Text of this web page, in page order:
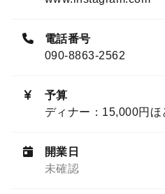
電話番号
090-8863-2562
予算
ディナー：15,000円ほ
開業日
未確認